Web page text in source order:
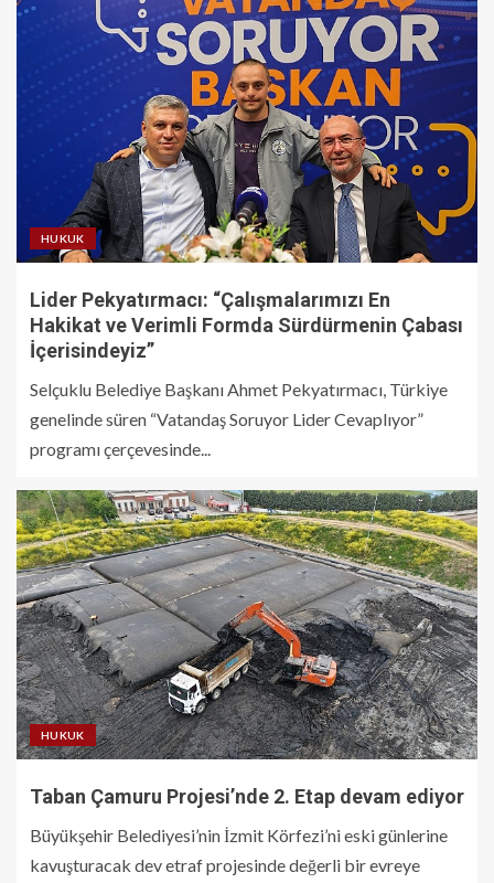
HUKUK
Lider Pekyatırmacı: “Çalışmalarımızı En
Hakikat ve Verimli Formda Sürdürmenin Çabası
İçerisindeyiz”
Selçuklu Belediye Başkanı Ahmet Pekyatırmacı, Türkiye
genelinde süren “Vatandaş Soruyor Lider Cevaplıyor”
programı çerçevesinde...
HUKUK
Taban Çamuru Projesi’nde 2. Etap devam ediyor
Büyükşehir Belediyesi’nin İzmit Körfezi’ni eski günlerine
kavuşturacak dev etraf projesinde değerli bir evreye